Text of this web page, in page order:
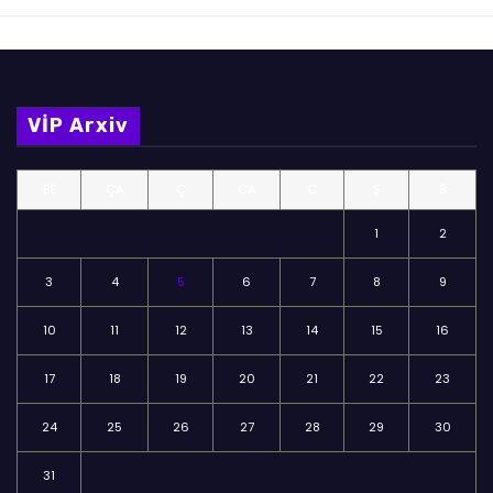
VİP Arxiv
1 2
3 4 5 6 7 8 9
10 11 12 13 14 15 16
17 18 19 20 21 22 23
24 25 26 27 28 29 30
31